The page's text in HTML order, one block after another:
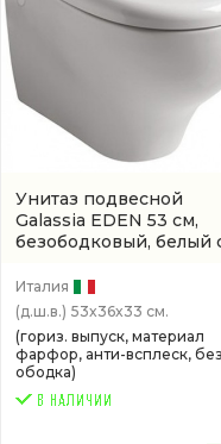
Унитаз подвесной
Galassia EDEN 53 см,
безободковый, белый
Италия
(д.ш.в.) 53x36x33 см.
(гориз. выпуск, материал
фарфор, анти-всплеск, без
ободка)